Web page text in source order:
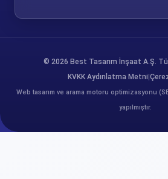
© 2026 Best Tasarım İnşaat A.Ş.
KVKK Aydınlatma Metni
Web tasarım ve arama motoru optimizasyonu
yapılmıştır.